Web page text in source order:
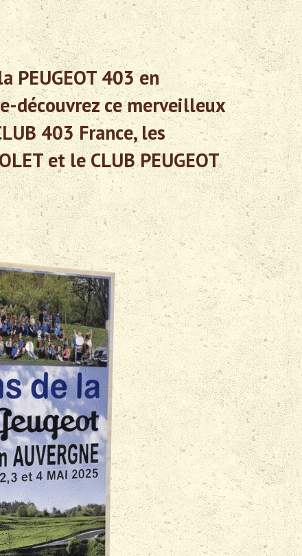
PEUGEOT 403 en
découvrez ce merveilleux
403 France, les
et le CLUB PEUGEOT